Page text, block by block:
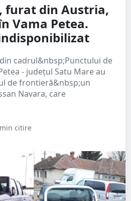
furat din Austria,
Vama Petea.
cadrul&nbsp;Punctului de
- județul Satu Mare au
de frontieră&nbsp;un
Navara, care
citire